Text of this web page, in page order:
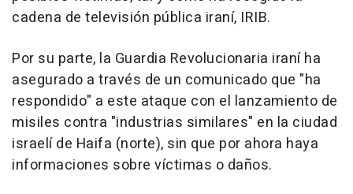
cadena de televisión pública iraní, IRIB.
Por su parte, la Guardia Revolucionaria iraní ha
asegurado a través de un comunicado que "ha
respondido" a este ataque con el lanzamiento de
misiles contra "industrias similares" en la ciudad
israelí de Haifa (norte), sin que por ahora haya
informaciones sobre víctimas o daños.